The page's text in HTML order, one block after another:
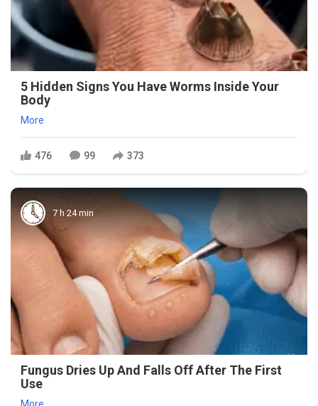
5 Hidden Signs You Have Worms Inside Your
Body
More
476 99 373
7 h 24 min
Fungus Dries Up And Falls Off After The First
Use